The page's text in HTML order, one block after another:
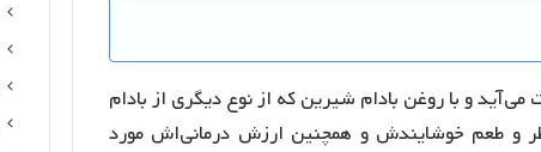
و با روغن بادام شیرین که از نوع دیگری از بادام
و طعم خوشایندش و همچنین ارزش درمانی‌اش مورد